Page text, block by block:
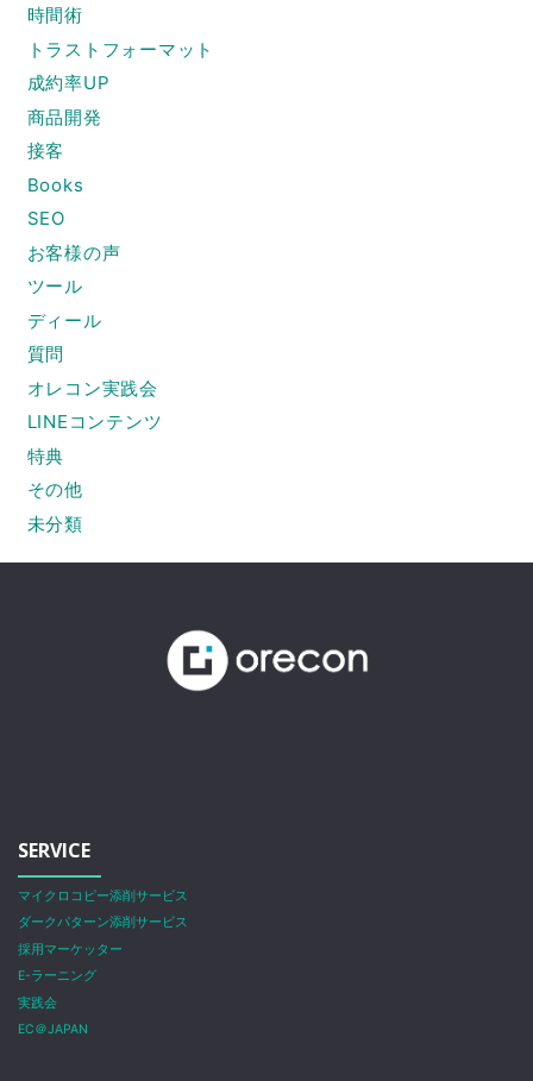
時間術
トラストフォーマット
成約率UP
商品開発
接客
Books
SEO
お客様の声
ツール
ディール
質問
オレコン実践会
LINEコンテンツ
特典
その他
未分類
SERVICE
マイクロコピー添削サービス
ダークパターン添削サービス
採用マーケッター
E-ラーニング
実践会
EC＠JAPAN